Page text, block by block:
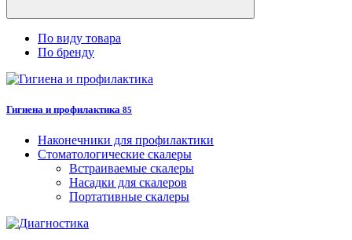
По виду товара
По бренду
Гигиена и профилактика 85
Наконечники для профилактики
Стоматологические скалеры
Встраиваемые скалеры
Насадки для скалеров
Портативные скалеры